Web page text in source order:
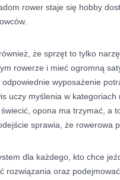
rower staje się hobby
że sprzęt to tylko
rowerze i mieć ogromną
wyposażenie
uczy myślenia w
opona ma trzymać, a
sprawia, że rowerowa
dla każdego, kto chce
rozwiązania oraz